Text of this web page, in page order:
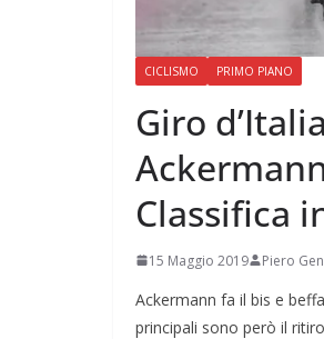
CICLISMO PRIMO PIANO
Giro
Classifica
15 Maggio 2019 Piero
Ackermann fa il bis e
principali sono però il